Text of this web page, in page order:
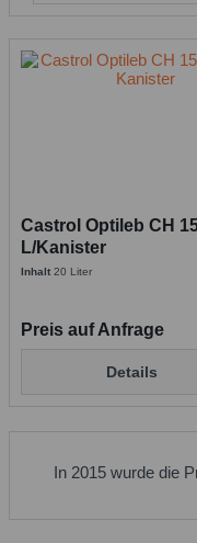
Castrol Optileb CH
L/Kanister
Inhalt20 Liter
Preis auf Anfrage
Details
In 2015 wurde die